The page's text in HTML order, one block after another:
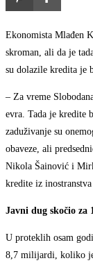
Ekonomista Mlađen
skroman, ali da je
su dolazile kredita je
– Za vreme
evra. Tada je kredite
zaduživanje su
obaveze, ali
Nikola Šainović i
kredite iz
Javni dug skočio
U proteklih osam
8,7 milijardi, koliko